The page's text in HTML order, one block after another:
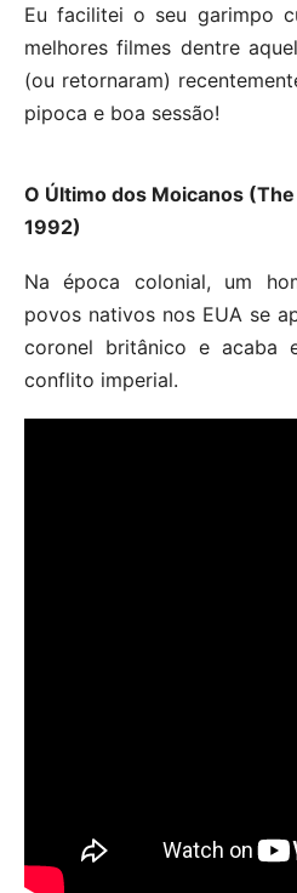
Eu facilitei o seu garimpo
melhores filmes dentre
(ou retornaram)
pipoca e boa sessão!
O Último dos Moicanos
1992)
Na época colonial, um
povos nativos nos EUA se
coronel britânico e acaba
conflito imperial.